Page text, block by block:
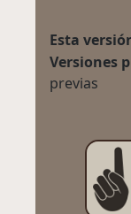
Esta
Versiones
previas